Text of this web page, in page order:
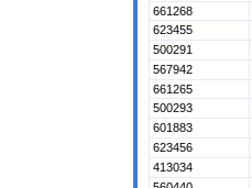
661268
623455
500291
567942
661265
500293
601883
623456
413034